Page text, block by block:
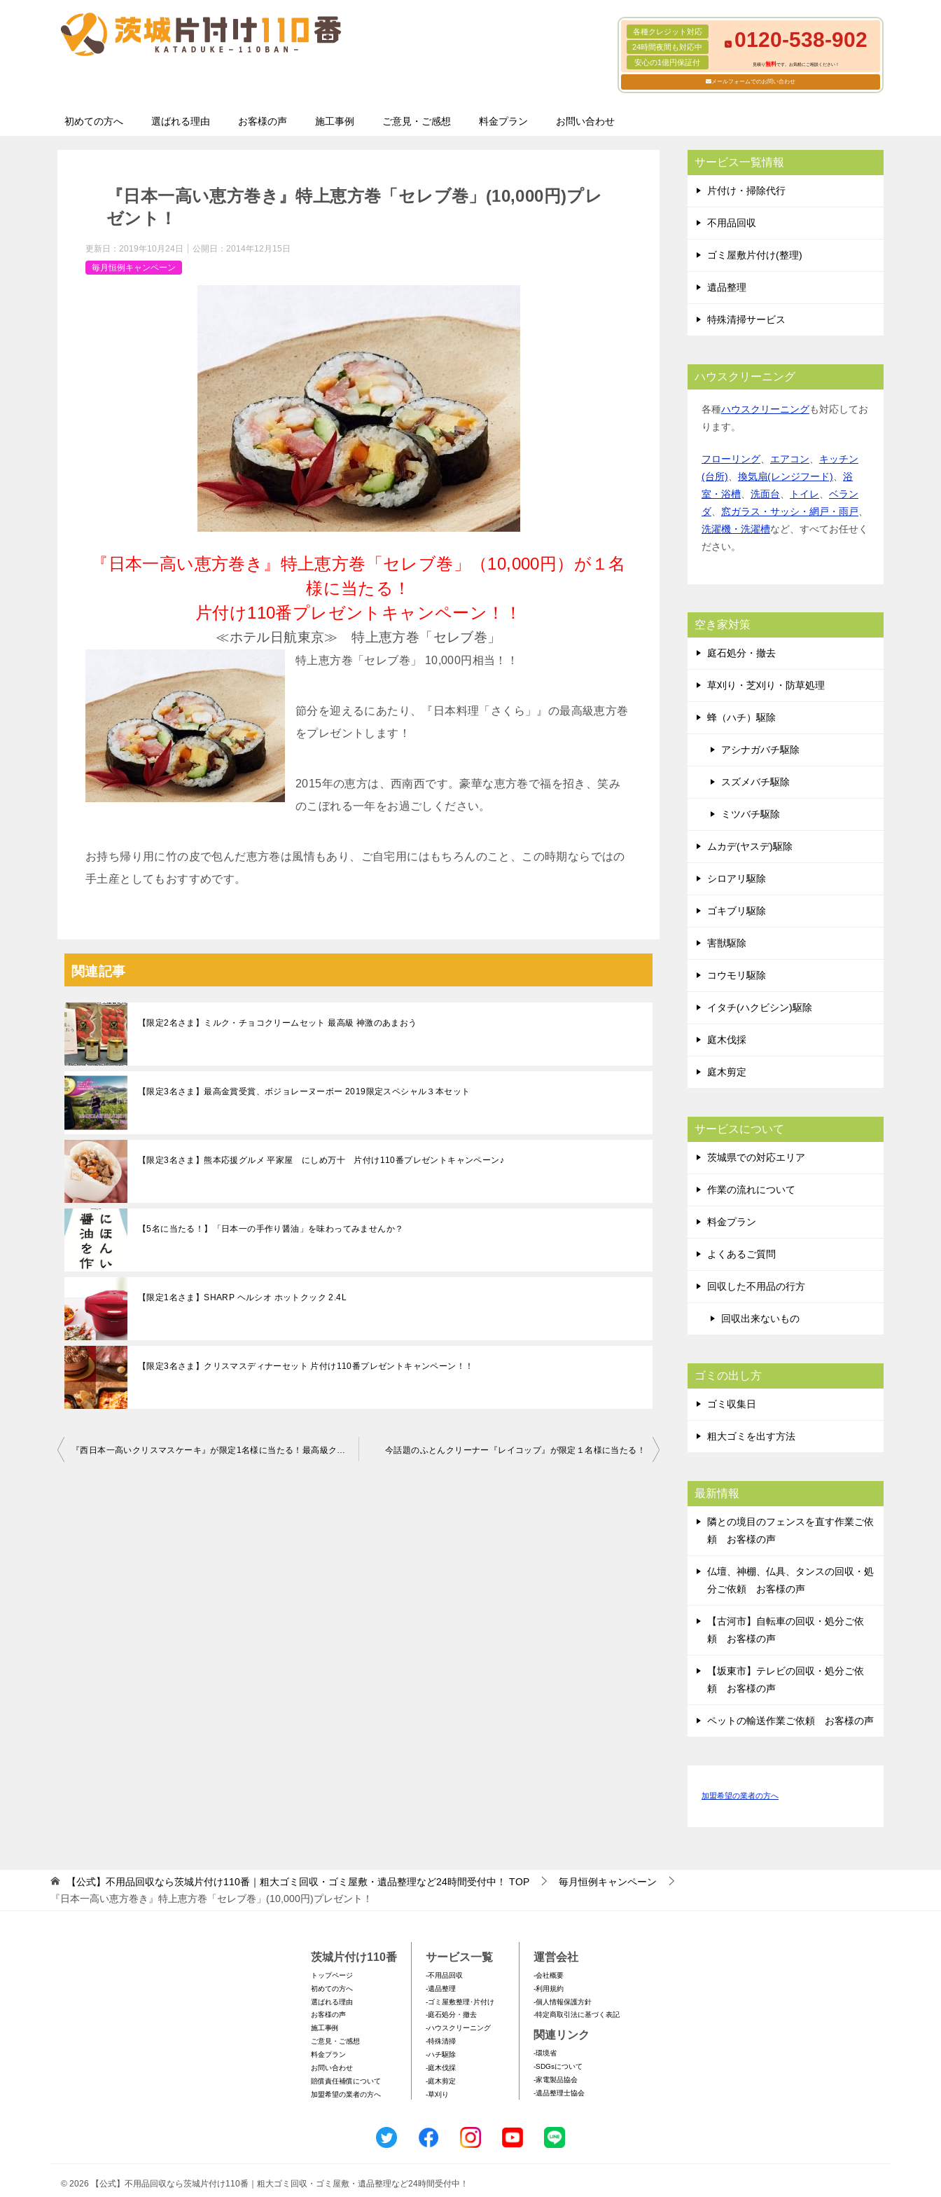
各種クレジット対応
24時間夜間も対応中
安心の1億円保証付
0120-538-902
見積り無料です。お気軽にご相談ください！
メールフォームでのお問い合わせ
初めての方へ 選ばれる理由 お客様の声 施工事例 ご意見・ご感想 料金プラン お問い合わせ
『日本一高い恵方巻き』特上恵方巻「セレブ巻」(10,000円)プレ
ゼント！
更新日： 2019年10月24日 公開日： 2014年12月15日
毎月恒例キャンペーン
『日本一高い恵方巻き』特上恵方巻「セレブ巻」（10,000円）が１名
様に当たる！
片付け110番プレゼントキャンペーン！！
≪ホテル日航東京≫ 特上恵方巻「セレブ巻」
特上恵方巻「セレブ巻」 10,000円相当！！
節分を迎えるにあたり、『日本料理「さくら」』の最高級恵方巻
をプレゼントします！
2015年の恵方は、西南西です。豪華な恵方巻で福を招き、笑み
のこぼれる一年をお過ごしください。
お持ち帰り用に竹の皮で包んだ恵方巻は風情もあり、ご自宅用にはもちろんのこと、この時期ならではの
手土産としてもおすすめです。
関連記事
【限定2名さま】ミルク・チョコクリームセット 最高級 神激のあまおう
【限定3名さま】最高金賞受賞、ボジョレーヌーボー 2019限定スペシャル３本セット
【限定3名さま】熊本応援グルメ 平家屋 にしめ万十 片付け110番プレゼントキャンペーン♪
【5名に当たる！】「日本一の手作り醤油」を味わってみませんか？
【限定1名さま】SHARP ヘルシオ ホットクック 2.4L
【限定3名さま】クリスマスディナーセット 片付け110番プレゼントキャンペーン！！
投
『西日本一高いクリスマスケーキ』が限定1名様に当たる！最高級クリスマスケーキプレゼントキャンペーン！ 今話題のふとんクリーナー『レイコップ』が限定１名様に当たる！
サービス一覧情報
片付け・掃除代行
不用品回収
ゴミ屋敷片付け(整理)
遺品整理
特殊清掃サービス
ハウスクリーニング
各種ハウスクリーニングも対応してお
ります。
フローリング エアコン
キッチン
(台所)
換気扇(レンジフード)
浴
室・浴槽
洗面台 トイレ
ベラン
ダ
窓ガラス・サッシ・網戸・雨戸
洗濯機・洗濯槽など、すべてお任せく
ださい。
空き家対策
庭石処分・撤去
草刈り・芝刈り・防草処理
蜂（ハチ）駆除
アシナガバチ駆除
スズメバチ駆除
ミツバチ駆除
ムカデ(ヤスデ)駆除
シロアリ駆除
ゴキブリ駆除
害獣駆除
コウモリ駆除
イタチ(ハクビシン)駆除
庭木伐採
庭木剪定
サービスについて
茨城県での対応エリア
作業の流れについて
料金プラン
よくあるご質問
回収した不用品の行方
回収出来ないもの
ゴミの出し方
ゴミ収集日
粗大ゴミを出す方法
最新情報
隣との境目のフェンスを直す作業ご依
頼 お客様の声
仏壇、神棚、仏具、タンスの回収・処
分ご依頼 お客様の声
【古河市】自転車の回収・処分ご依
頼 お客様の声
【坂東市】テレビの回収・処分ご依
頼 お客様の声
ペットの輸送作業ご依頼 お客様の声
加盟希望の業者の方へ
【公式】不用品回収なら茨城片付け110番｜粗大ゴミ回収・ゴミ屋敷・遺品整理など24時間受付中！ TOP
毎月恒例キャンペーン
『日本一高い恵方巻き』特上恵方巻「セレブ巻」(10,000円)プレゼント！
茨城片付け110番
トップページ
初めての方へ
選ばれる理由
お客様の声
施工事例
ご意見・ご感想
料金プラン
お問い合わせ
賠償責任補償について
加盟希望の業者の方へ
サービス一覧
-不用品回収
-遺品整理
-ゴミ屋敷整理･片付け
-庭石処分・撤去
-ハウスクリーニング
-特殊清掃
-ハチ駆除
-庭木伐採
-庭木剪定
-草刈り
運営会社
-会社概要
-利用規約
-個人情報保護方針
-特定商取引法に基づく表記
関連リンク
-環境省
-SDGsについて
-家電製品協会
-遺品整理士協会
© 2026 【公式】不用品回収なら茨城片付け110番｜粗大ゴミ回収・ゴミ屋敷・遺品整理など24時間受付中！